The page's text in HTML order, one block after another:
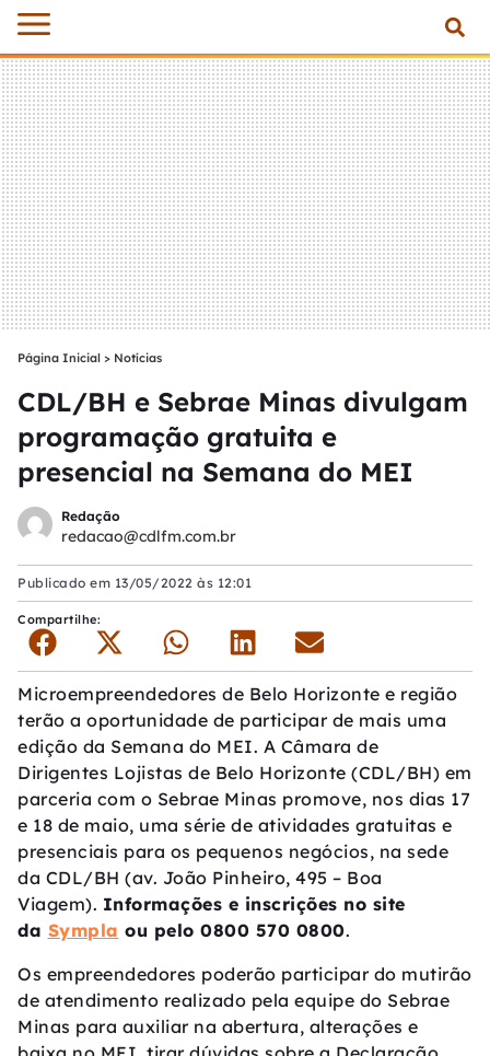
Página Inicial > Notícias
CDL/BH e Sebrae Minas divulgam
programação gratuita e
presencial na Semana do MEI
Redação
redacao@cdlfm.com.br
Publicado em 13/05/2022 às 12:01
Compartilhe:
Microempreendedores de Belo Horizonte e região
terão a oportunidade de participar de mais uma
edição da Semana do MEI. A Câmara de
Dirigentes Lojistas de Belo Horizonte (CDL/BH) em
parceria com o Sebrae Minas promove, nos dias 17
e 18 de maio, uma série de atividades gratuitas e
presenciais para os pequenos negócios, na sede
da CDL/BH (av. João Pinheiro, 495 – Boa
Viagem). Informações e inscrições no site
da Sympla ou pelo 0800 570 0800.
Os empreendedores poderão participar do mutirão
de atendimento realizado pela equipe do Sebrae
Minas para auxiliar na abertura, alterações e